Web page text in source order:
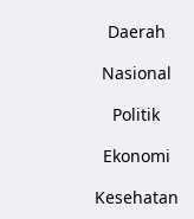
Daerah
Nasional
Politik
Ekonomi
Kesehatan